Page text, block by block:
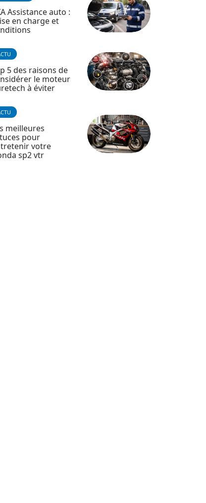
Assistance auto :
en charge et
5 des raisons de
le moteur
à éviter
meilleures
pour
votre
sp2 vtr